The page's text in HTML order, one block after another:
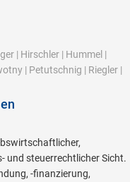
| Hirschler | Hummel |
| Petutschnig | Riegler |
und steuerrechtlicher Sicht.
-finanzierung,